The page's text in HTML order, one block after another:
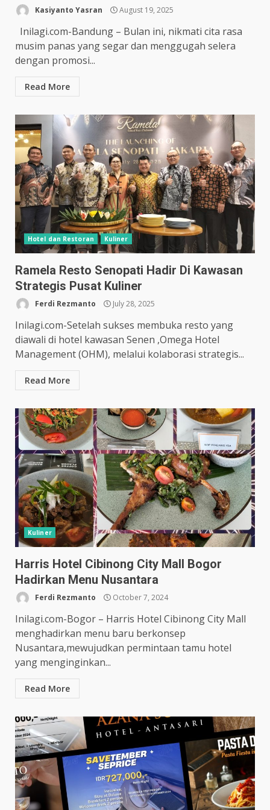
Kasiyanto Yasran August 19, 2025
Inilagi.com-Bandung – Bulan ini, nikmati cita rasa
musim panas yang segar dan menggugah selera
dengan promosi...
Read More
Hotel dan Restoran Kuliner
Ramela Resto Senopati Hadir Di Kawasan
Strategis Pusat Kuliner
Ferdi Rezmanto July 28, 2025
Inilagi.com-Setelah sukses membuka resto yang
diawali di hotel kawasan Senen ,Omega Hotel
Management (OHM), melalui kolaborasi strategis...
Read More
Kuliner
Harris Hotel Cibinong City Mall Bogor
Hadirkan Menu Nusantara
Ferdi Rezmanto October 7, 2024
Inilagi.com-Bogor – Harris Hotel Cibinong City Mall
menghadirkan menu baru berkonsep
Nusantara,mewujudkan permintaan tamu hotel
yang menginginkan...
Read More